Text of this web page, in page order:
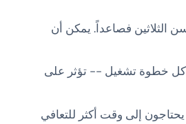
الثلاثين فصاعداً. يمكن أن
كل خطوة تشغيل -- تؤثر على
يحتاجون إلى وقت أكثر للتعافي